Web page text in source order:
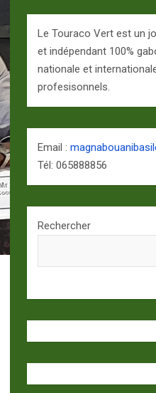
Le Touraco Vert est un
et indépendant 100%
nationale et
profesisonnels.
Email :
Tél: 065888856
Rechercher